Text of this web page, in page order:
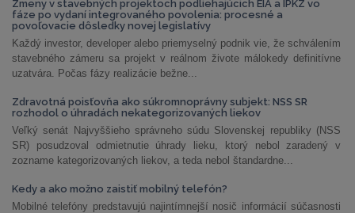
Zmeny v stavebných projektoch podliehajúcich EIA a IPKZ vo
fáze po vydaní integrovaného povolenia: procesné a
povoľovacie dôsledky novej legislatívy
Každý investor, developer alebo priemyselný podnik vie, že schválením
stavebného zámeru sa projekt v reálnom živote málokedy definitívne
uzatvára. Počas fázy realizácie bežne...
Zdravotná poisťovňa ako súkromnoprávny subjekt: NSS SR
rozhodol o úhradách nekategorizovaných liekov
Veľký senát Najvyššieho správneho súdu Slovenskej republiky (NSS
SR) posudzoval odmietnutie úhrady lieku, ktorý nebol zaradený v
zozname kategorizovaných liekov, a teda nebol štandardne...
Kedy a ako možno zaistiť mobilný telefón?
Mobilné telefóny predstavujú najintímnejší nosič informácií súčasnosti